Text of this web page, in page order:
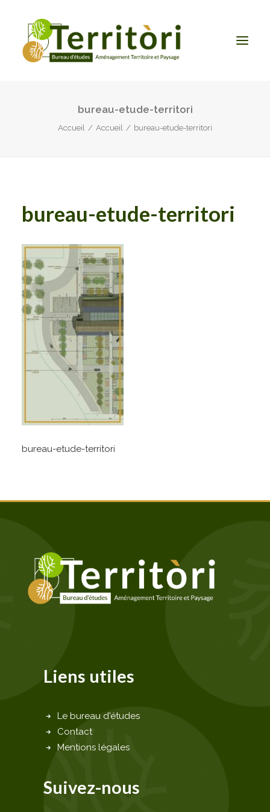
LE BUREAU
bureau-etude-territori
Accueil Accueil bureau-etude-territori
bureau-etude-territori
bureau-etude-territori
Liens utiles
Le bureau d'études
Contact
Mentions légales
Suivez-nous